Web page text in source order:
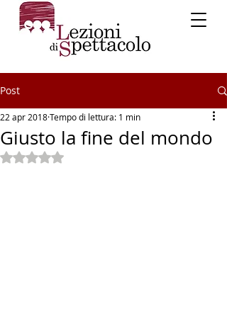
Post
Giusto la fine del mondo
22 apr 2018Tempo di lettura: 1 min
Valutazione NaN stelle su 5.